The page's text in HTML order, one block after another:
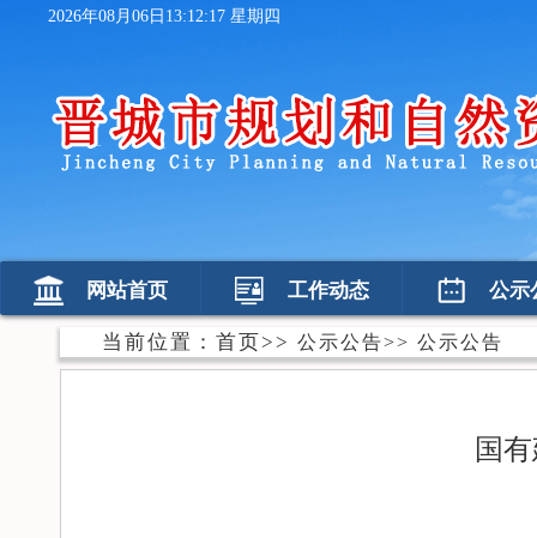
2026年08月06日13:12:18 星期四
网站首页 工作动态 公示
当前位置： 首页>> 公示公告>> 公示公告
国